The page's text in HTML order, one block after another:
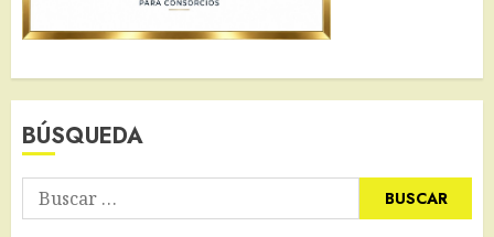
BÚSQUEDA
Buscar: